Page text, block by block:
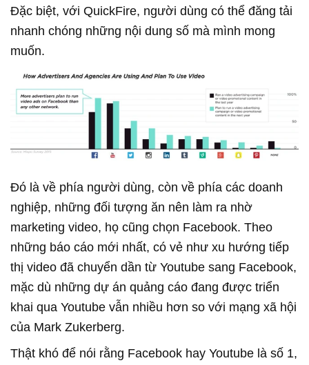
Đặc biệt, với QuickFire, người dùng có thể đăng tải
nhanh chóng những nội dung số mà mình mong
muốn.
Đó là về phía người dùng, còn về phía các doanh
nghiệp, những đối tượng ăn nên làm ra nhờ
marketing video, họ cũng chọn Facebook. Theo
những báo cáo mới nhất, có vẻ như xu hướng tiếp
thị video đã chuyển dần từ Youtube sang Facebook,
mặc dù những dự án quảng cáo đang được triển
khai qua Youtube vẫn nhiều hơn so với mạng xã hội
của Mark Zukerberg.
Thật khó để nói rằng Facebook hay Youtube là số 1,